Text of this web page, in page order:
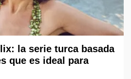
la serie turca basada
que es ideal para